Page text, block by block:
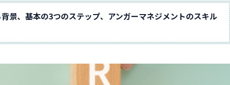
景、基本の3つのステップ、アンガーマネジメントのスキル